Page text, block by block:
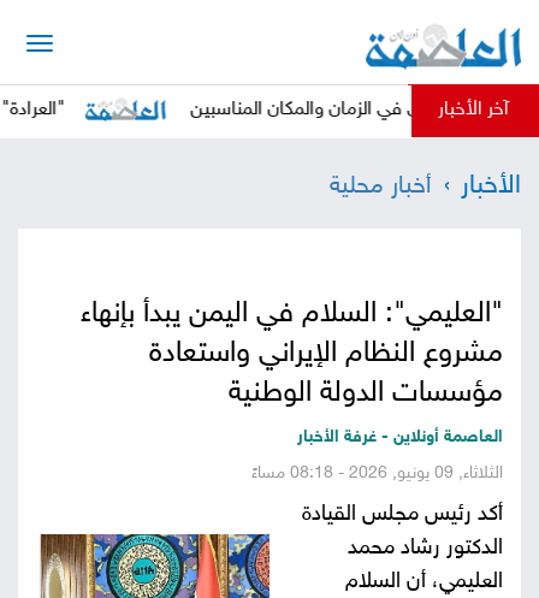
الرئيسية
وتحليلات
صور
آخر الأخبار
في الزمان والمكان المناسبين "العرادة" يدعو
الأخبار أخبار محلية
"العليمي": السلام في اليمن يبدأ بإنهاء
مشروع النظام الإيراني واستعادة
مؤسسات الدولة الوطنية
العاصمة أونلاين - غرفة الأخبار
الثلاثاء, 09 يونيو, 2026 - 08:18 مساءً
أكد رئيس مجلس القيادة
الدكتور رشاد محمد
العليمي، أن السلام